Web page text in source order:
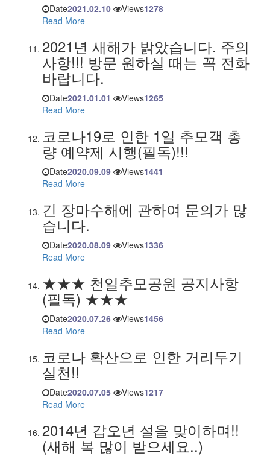
Date2021.02.10 Views1278
Read More
2021년 새해가 밝았습니다. 주의
사항!!! 방문 원하실 때는 꼭 전화
바랍니다.
Date2021.01.01 Views1265
Read More
코로나19로 인한 1일 추모객 총
량 예약제 시행(필독)!!!
Date2020.09.09 Views1441
Read More
긴 장마수해에 관하여 문의가 많
습니다.
Date2020.08.09 Views1336
Read More
★★★ 천일추모공원 공지사항
(필독) ★★★
Date2020.07.26 Views1456
Read More
코로나 확산으로 인한 거리두기
실천!!
Date2020.07.05 Views1217
Read More
2014년 갑오년 설을 맞이하며!!
(새해 복 많이 받으세요..)